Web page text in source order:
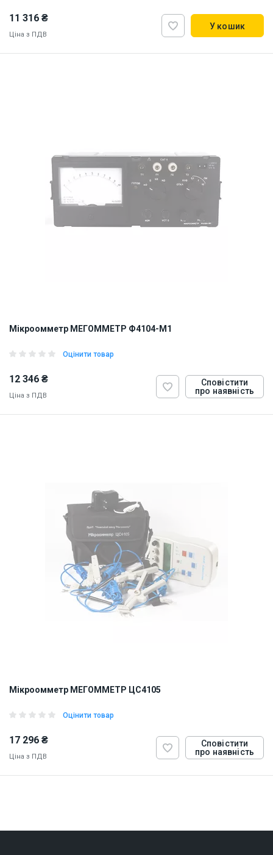
11 316 ₴
Ціна з ПДВ
У кошик
Мікроомметр МЕГОММЕТР Ф4104-М1
Оцінити товар
12 346 ₴
Ціна з ПДВ
Сповістити
про наявність
Мікроомметр МЕГОММЕТР ЦС4105
Оцінити товар
17 296 ₴
Ціна з ПДВ
Сповістити
про наявність